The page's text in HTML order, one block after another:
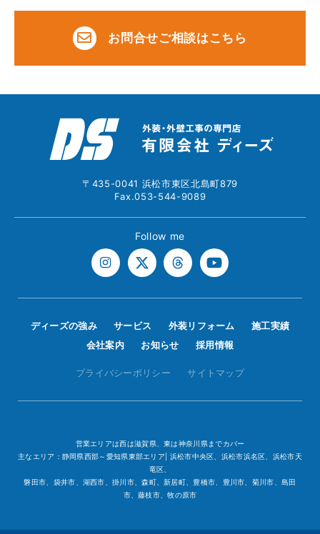
お問合せご相談はこちら
〒435-0041 浜松市東区北島町879
Fax.053-544-9089
Follow me
ディーズの強み サービス 外装リフォーム
施工実績
会社案内
お知らせ 採用情報
プライバシーポリシー サイトマップ
営業エリアは西は滋賀県、東は神奈川県までカバー
主なエリア：静岡県西部～愛知県東部エリア| 浜松市中央区、浜松市浜名区、浜松市天
竜区、
磐田市、袋井市、湖西市、掛川市、森町、新居町、豊橋市、豊川市、菊川市、島田
市、藤枝市、牧の原市